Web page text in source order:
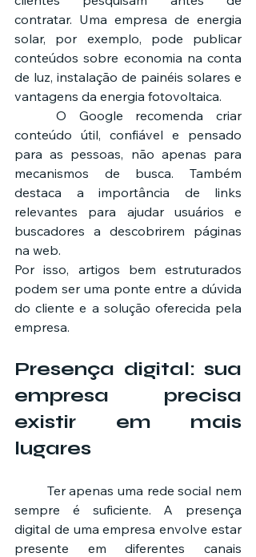
contratar. Uma empresa de energia
solar, por exemplo, pode publicar
conteúdos sobre economia na conta
de luz, instalação de painéis solares e
vantagens da energia fotovoltaica.
conteúdo útil, confiável e pensado
para as pessoas, não apenas para
mecanismos de busca. Também
destaca a importância de links
relevantes para ajudar usuários e
buscadores a descobrirem páginas
na web.
Por isso, artigos bem estruturados
podem ser uma ponte entre a dúvida
do cliente e a solução oferecida pela
empresa.
Presença digital: sua
empresa precisa
existir em mais
lugares
sempre é suficiente. A presença
digital de uma empresa envolve estar
presente em diferentes canais